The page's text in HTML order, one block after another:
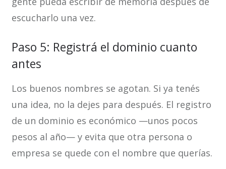
escucharlo una vez.
Paso 5: Registrá el dominio cuanto
antes
Los buenos nombres se agotan. Si ya tenés
una idea, no la dejes para después. El registro
de un dominio es económico —unos pocos
pesos al año— y evita que otra persona o
empresa se quede con el nombre que querías.